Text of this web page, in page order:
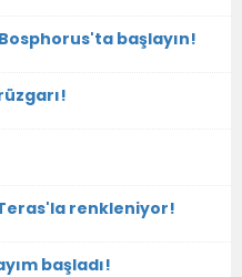
başlayın!
renkleniyor!
başladı!